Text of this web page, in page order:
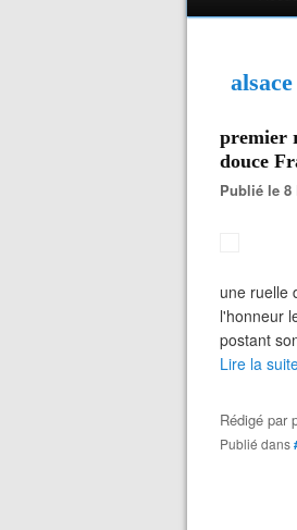
alsace
premier
douce
Publié le
une ruelle
l'honneur
postant
Lire la
Rédigé par
Publié dans